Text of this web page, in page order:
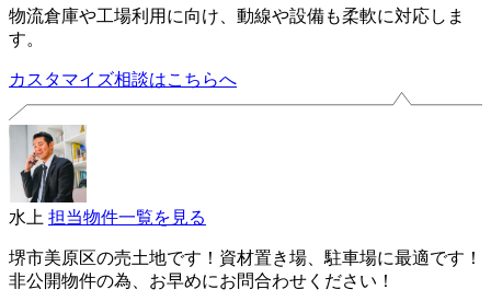
物流倉庫や工場利用に向け、動線や設備も柔軟に対応しま
す。
カスタマイズ相談はこちらへ
水上 担当物件一覧を見る
堺市美原区の売土地です！資材置き場、駐車場に最適です！
非公開物件の為、お早めにお問合わせください！